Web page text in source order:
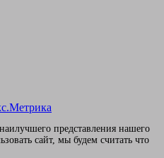
представления нашего
сайт, мы будем считать что